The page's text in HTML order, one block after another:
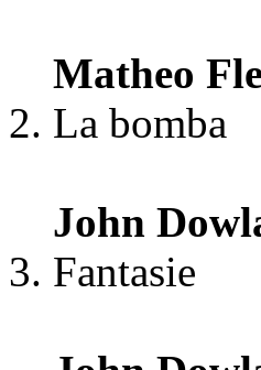
Matheo
La bomba
John
Fantasie